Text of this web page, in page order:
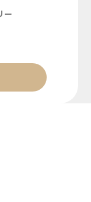
ー